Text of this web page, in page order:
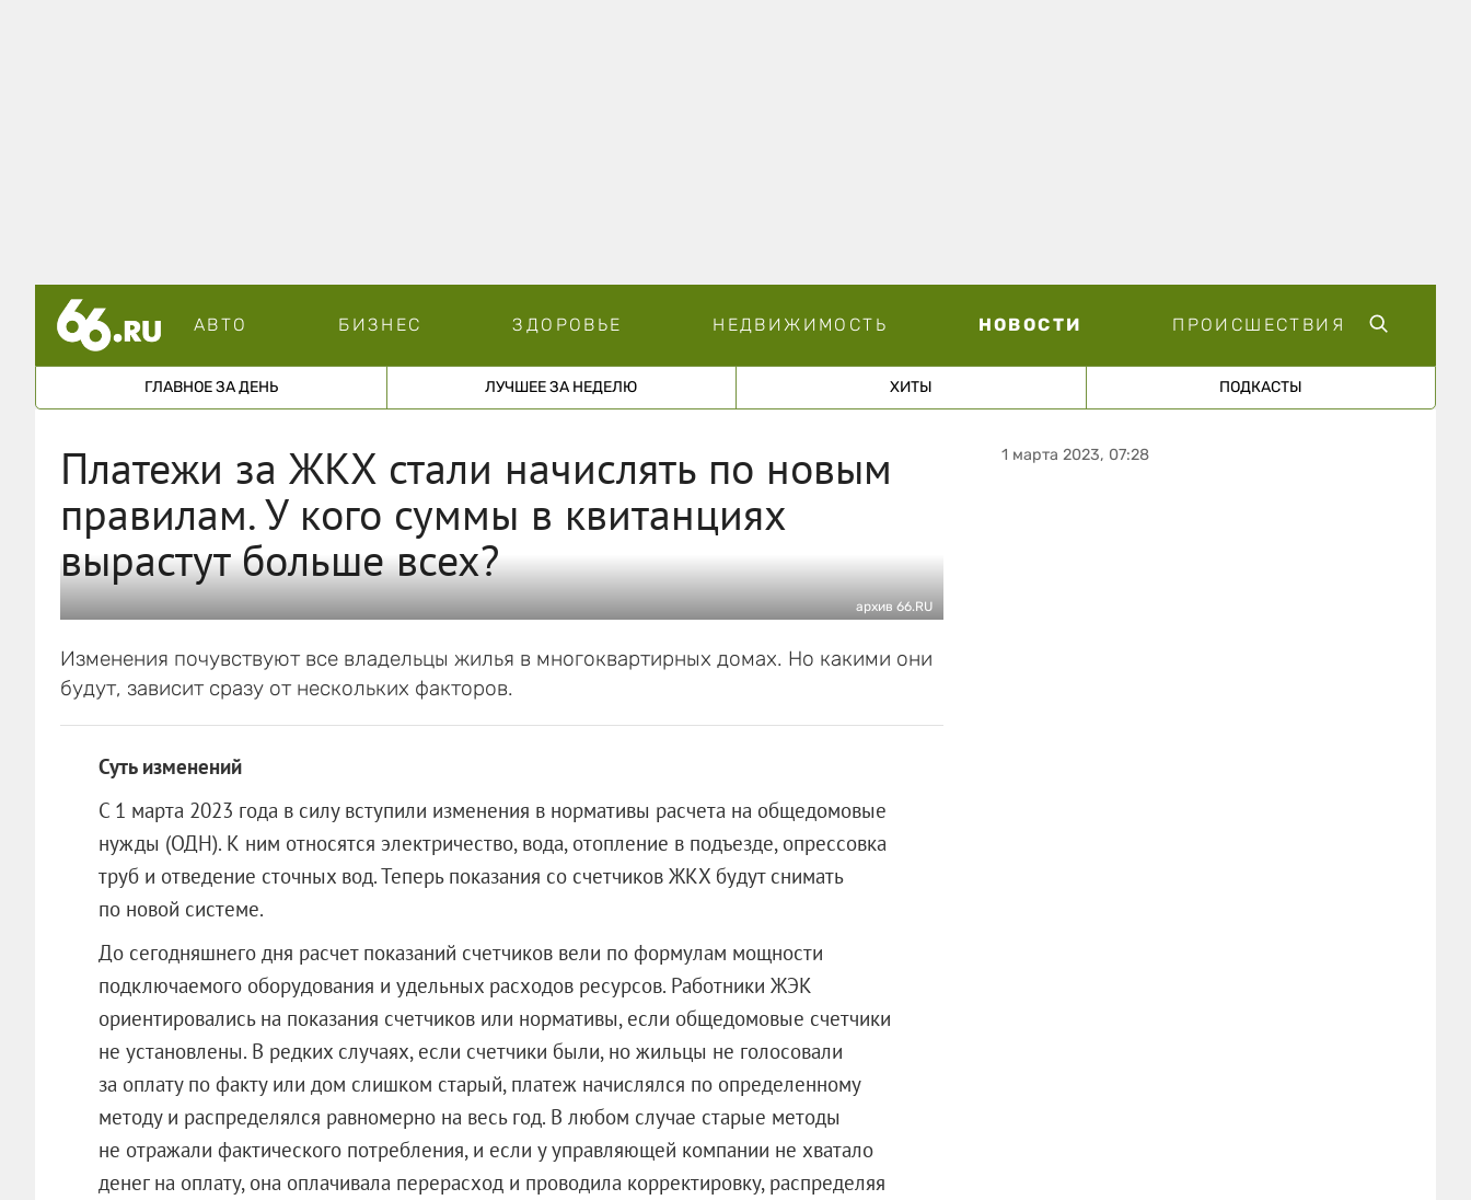
АВТО БИЗНЕС ЗДОРОВЬЕ НЕДВИЖИМОСТЬ НОВОСТИ ПРОИСШЕСТВИЯ
ГЛАВНОЕ ЗА ДЕНЬ ЛУЧШЕЕ ЗА НЕДЕЛЮ ХИТЫ ПОДКАСТЫ
Платежи за ЖКХ стали начислять по новым
правилам. У кого суммы в квитанциях
вырастут больше всех?
архив 66.RU
Изменения почувствуют все владельцы жилья в многоквартирных домах. Но какими они
будут, зависит сразу от нескольких факторов.
Суть изменений
С 1 марта 2023 года в силу вступили изменения в нормативы расчета на общедомовые
нужды (ОДН). К ним относятся электричество, вода, отопление в подъезде, опрессовка
труб и отведение сточных вод. Теперь показания со счетчиков ЖКХ будут снимать
по новой системе.
До сегодняшнего дня расчет показаний счетчиков вели по формулам мощности
подключаемого оборудования и удельных расходов ресурсов. Работники ЖЭК
ориентировались на показания счетчиков или нормативы, если общедомовые счетчики
не установлены. В редких случаях, если счетчики были, но жильцы не голосовали
за оплату по факту или дом слишком старый, платеж начислялся по определенному
методу и распределялся равномерно на весь год. В любом случае старые методы
не отражали фактического потребления, и если у управляющей компании не хватало
денег на оплату, она оплачивала перерасход и проводила корректировку, распределяя
1 марта 2023, 07:28